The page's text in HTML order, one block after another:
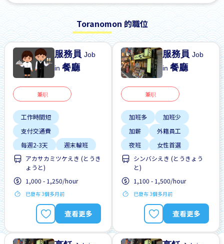
Toranomon 的職位
服務員Job
in餐廳
兼职
工作時間短
支付交通費
每週2-3天
週末輪班
靠近車站
アカサカミツケえき (とうき
ょうと)
1,000 - 1,250/hour
已發布 3個多月前
查看更多
服務員Job
in餐廳
兼职
加班多
加班少
加薪
外籍員工
夜班
女性首選
學生簽證首選
工作時間短
シンバシえき (とうきょう
と)
1,100 - 1,500/hour
已發布 3個多月前
查看更多